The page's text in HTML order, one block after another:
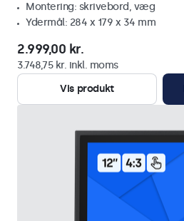
Montering: skrivebord, væg
Ydermål: 284 x 179 x 34 mm
2.999,00 kr.
3.748,75 kr. inkl. moms
Vis produkt